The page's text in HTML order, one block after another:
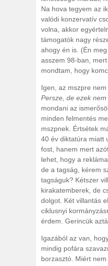
Na hova tegyem az
valódi konzervatív
volna, akkor
támogatók nagy
ahogy én is. (Én
asszem 98-ban,
mondtam, hogy
Igen, az mszpre
Persze, de ezek nem
mondani az
minden felmentés
mszpnek. Értsétek
40 év diktatúra miatt
fost, hanem mert
lehet, hogy a
de a tagság, kérem
tagságuk? Kétszer
kirakatemberek, de
dolgot. Két villantás
ciklusnyi
érdem. Gerincük
Igazából az van,
mindig pofára
borzasztó. Miért